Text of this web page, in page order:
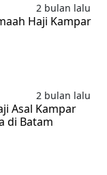
2 bulan lalu
Haji Kampar
2 bulan lalu
Asal Kampar
di Batam